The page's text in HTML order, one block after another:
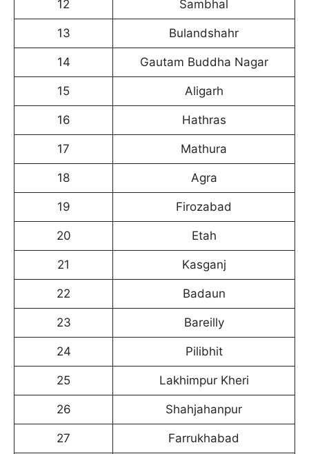
12 Sambhal
13 Bulandshahr
14 Gautam Buddha Nagar
15 Aligarh
16 Hathras
17 Mathura
18 Agra
19 Firozabad
20 Etah
21 Kasganj
22 Badaun
23 Bareilly
24 Pilibhit
25 Lakhimpur Kheri
26 Shahjahanpur
27 Farrukhabad